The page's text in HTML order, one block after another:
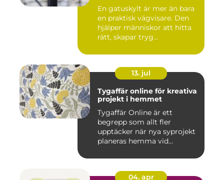
En gatuskylt är mer än bara
en praktisk vägvisare. Den
hjälper människor att hitta
rätt, skapar tryg...
13. jul
Tygaffär online för kreativa
projekt i hemmet
Tygaffär Online är ett
begrepp som allt fler
upptäcker när nya syprojekt
planeras hemma vid
04. apr